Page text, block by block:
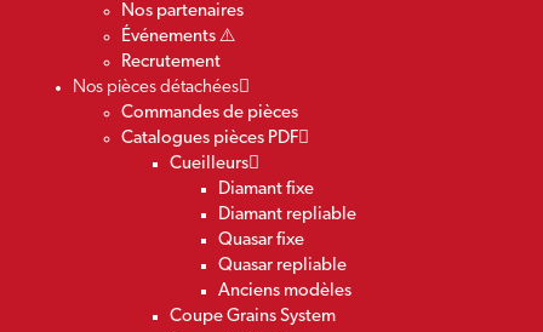
Nos partenaires
Événements ⚠️
Recrutement
Nos pièces détachées
Commandes de pièces
Catalogues pièces PDF
Cueilleurs
Diamant fixe
Diamant repliable
Quasar fixe
Quasar repliable
Anciens modèles
Coupe Grains System